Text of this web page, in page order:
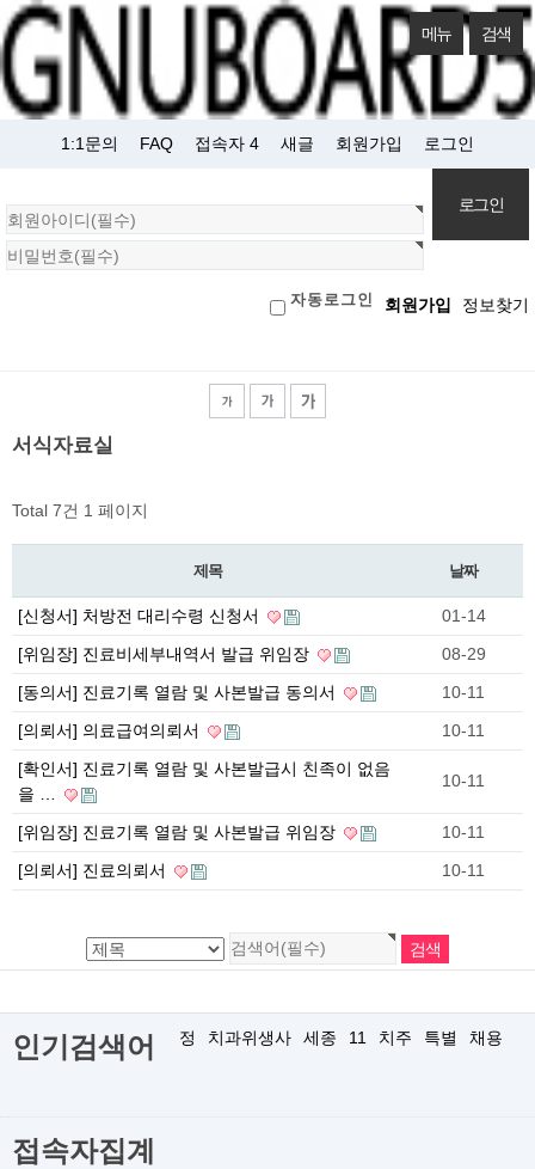
메뉴 검색
1:1문의 FAQ 접속자 4 새글 회원가입 로그인
원
로
자동로그인 회원가입 정보찾기
서식자료실
Total 7건 1 페이지
제목 날짜
[신청서] 처방전 대리수령 신청서
01-14
[위임장] 진료비세부내역서 발급 위임장
08-29
[동의서] 진료기록 열람 및 사본발급 동의서
10-11
[의뢰서] 의료급여의뢰서
10-11
[확인서] 진료기록 열람 및 사본발급시 친족이 없음
을 …
10-11
[위임장] 진료기록 열람 및 사본발급 위임장
10-11
[의뢰서] 진료의뢰서
10-11
인기검색어 정 치과위생사 세종 11 치주 특별 채용
접속자집계